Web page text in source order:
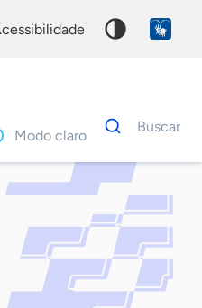
acessibilidade
Modo claro
Dados
para
Buscar
Palavra
chave